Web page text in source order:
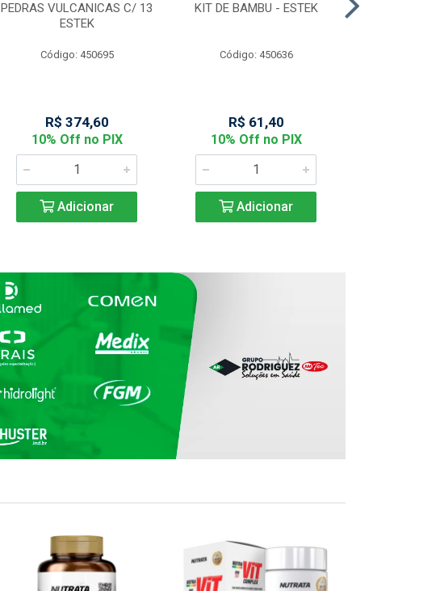
PEDRAS VULCANICAS C/ 13
ESTEK
Código: 450695
R$ 374,60
10% Off no PIX
Adicionar
KIT DE BAMBU - ESTEK
Código: 450636
R$ 61,40
10% Off no PIX
Adicionar